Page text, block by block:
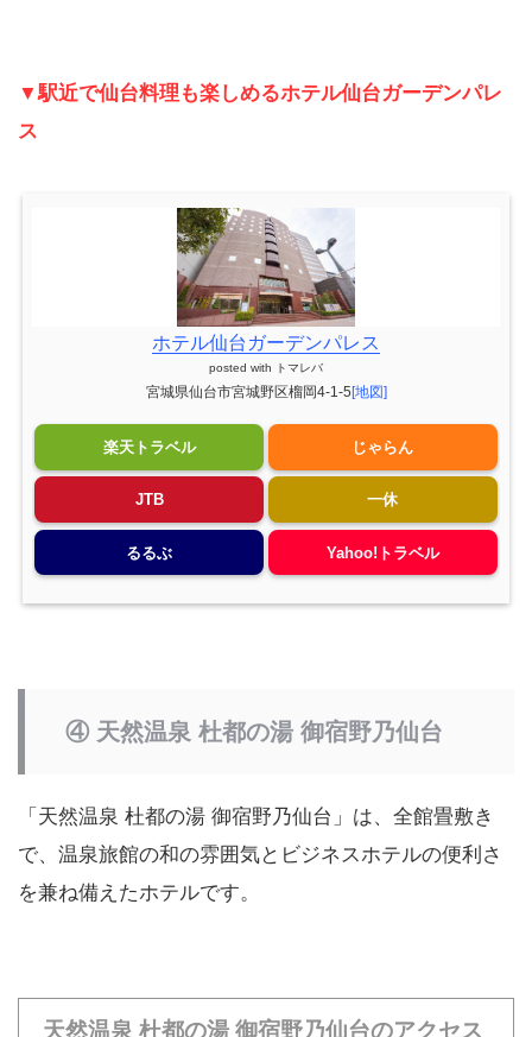
▼駅近で仙台料理も楽しめるホテル仙台ガーデンパレ
ス
ホテル仙台ガーデンパレス
posted with トマレバ
宮城県仙台市宮城野区榴岡4-1-5 [地図]
楽天トラベル じゃらん
JTB 一休
るるぶ Yahoo!トラベル
④ 天然温泉 杜都の湯 御宿野乃仙台
「天然温泉 杜都の湯 御宿野乃仙台」は、全館畳敷き
で、温泉旅館の和の雰囲気とビジネスホテルの便利さ
を兼ね備えたホテルです。
天然温泉 杜都の湯 御宿野乃仙台のアクセス